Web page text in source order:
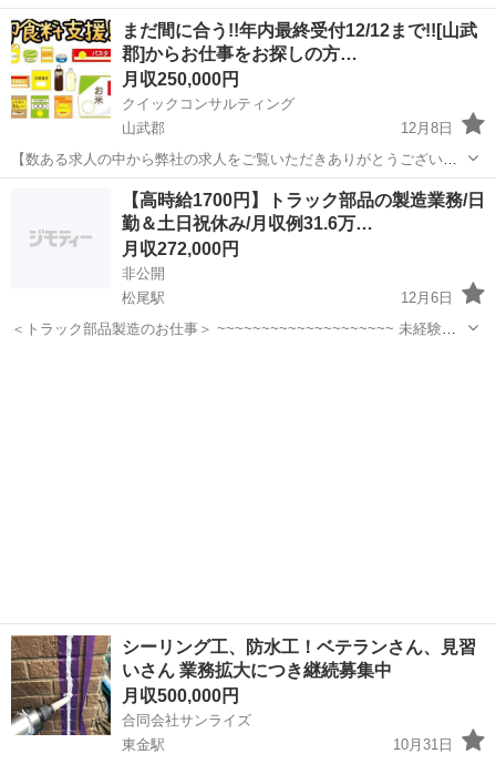
後は、しっかりサポートさせていただきます。 興味がある方は、是非
ご連絡下さい。
千葉 山武郡 成東駅 ドライバー 運転手
まだ間に合う!!年内最終受付12/12まで!![山武
郡]からお仕事をお探しの方…
月収250,000円
クイックコンサルティング
山武郡
12月8日
【数ある求人の中から弊社の求人をご覧いただきありがとうございま
す!!】 実際に募集中の求人でタトゥーや入れ墨があっても受け入れ相
談可能でペット寮、カップル寮なども完備している数少ない求人のご
案内です！ その他掲載できてい...
その他 未経験
【高時給1700円】トラック部品の製造業務/日
勤＆土日祝休み/月収例31.6万…
月収272,000円
非公開
松尾駅
12月6日
＜トラック部品製造のお仕事＞ ~~~~~~~~~~~~~~~~~~~~ 未経験か
シーリング工、防水工！ベテランさん、見習
いさん 業務拡大につき継続募集中
月収500,000円
合同会社サンライズ
東金駅
10月31日